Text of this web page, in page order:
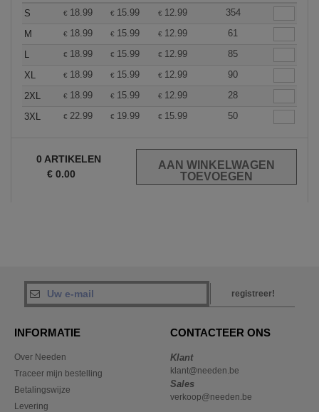
S € 18.99 € 15.99 € 12.99
354
M
€ 18.99 € 15.99 € 12.99
61
L
€ 18.99 € 15.99 € 12.99
85
XL
€ 18.99 € 15.99 € 12.99
90
2XL
€ 18.99 € 15.99 € 12.99
28
3XL
€ 22.99 € 19.99 € 15.99 50
0 ARTIKELEN
€ 0.00
registreer!
INFORMATIE
Over Needen
Traceer mijn bestelling
Betalingswijze
Levering
CONTACTEER ONS
Klant
klant@needen.be
Sales
verkoop@needen.be